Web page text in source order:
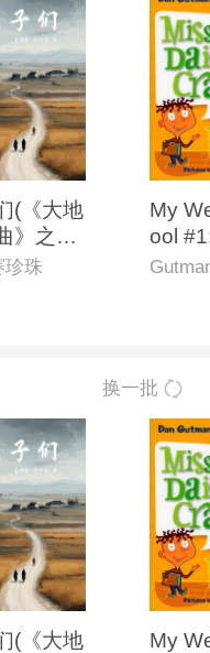
(《大地
》之二,
)
珍珠
My
ool
aisy
换一批
(《大地
My